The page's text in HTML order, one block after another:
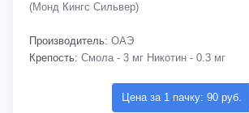
(Монд Кингс Сильвер)
Производитель: ОАЭ
Крепость: Смола - 3 мг Никотин - 0.3 мг
Цена за 1 пачку: 90 руб.